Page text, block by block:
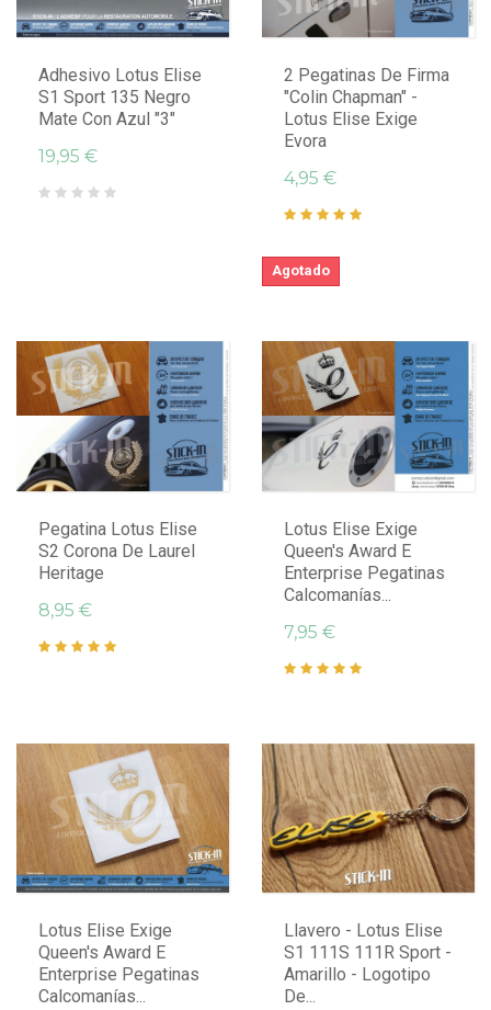
Adhesivo Lotus Elise
S1 Sport 135 Negro
Mate Con Azul "3"
19,95 €
2 Pegatinas De Firma
"Colin Chapman" -
Lotus Elise Exige
Evora
4,95 €
Agotado
Pegatina Lotus Elise
S2 Corona De Laurel
Heritage
8,95 €
Lotus Elise Exige
Queen's Award E
Enterprise Pegatinas
Calcomanías...
7,95 €
Lotus Elise Exige
Queen's Award E
Enterprise Pegatinas
Calcomanías...
Llavero - Lotus Elise
S1 111S 111R Sport -
Amarillo - Logotipo
De...